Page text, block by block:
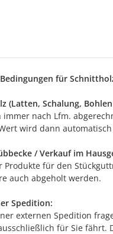
für
(Latten, Schalung,
immer nach Lfm.
wird dann
/ Verkauf im
Produkte für den
auch abgeholt werden.
Spedition:
externen Spedition
für Sie